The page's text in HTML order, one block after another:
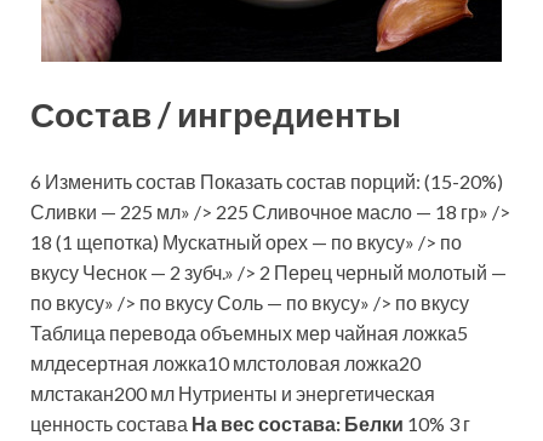
Состав / ингредиенты
6 Изменить состав Показать состав порций: (15-20%)
Сливки — 225 мл» /> 225 Сливочное масло — 18 гр» />
18 (1 щепотка) Мускатный орех — по вкусу» /> по
вкусу Чеснок — 2 зубч.» /> 2 Перец черный молотый —
по вкусу» /> по вкусу Соль — по вкусу» /> по вкусу
Таблица перевода объемных мер чайная ложка5
млдесертная ложка10 млстоловая ложка20
млстакан200 мл Нутриенты и энергетическая
ценность состава На вес состава: Белки 10% 3 г